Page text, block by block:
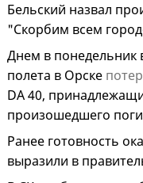
Бельский назвал
"Скорбим всем
Днем в понедельник
полета в Орске
DA 40,
произошедшего
Ранее готовность
выразили в